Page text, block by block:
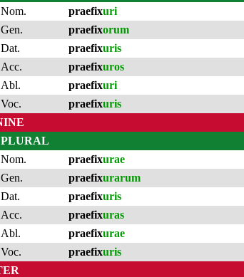
Nom.
praefixuri
Gen.
praefixorum
Dat.
praefixuris
Acc.
praefixuros
Abl.
praefixuri
Voc.
praefixuris
PLURAL
Nom.
praefixurae
Gen.
praefixurarum
Dat.
praefixuris
Acc.
praefixuras
Abl.
praefixurae
Voc.
praefixuris